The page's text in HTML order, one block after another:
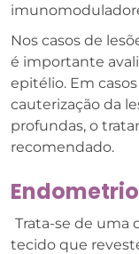
Nos casos de
é importante
epitélio. Em
cauterização da
profundas, o
recomendado.
Trata-se de uma
tecido que